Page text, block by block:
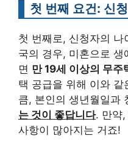
첫 번째 요건: 신
첫 번째로, 신청자의 나
국의 경우, 미혼으로 생
면 만 19세 이상의 무주
택 공급을 위해 이와
큼, 본인의 생년월일과
는 것이 좋답니다. 만약,
사항이 많아지는 거죠!